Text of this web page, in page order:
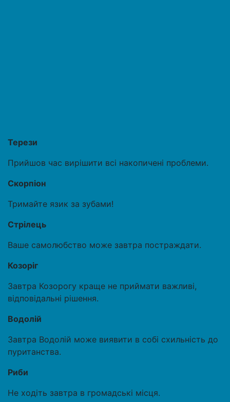
Терези
Прийшов час вирішити всі накопичені проблеми.
Скорпіон
Тримайте язик за зубами!
Стрілець
Ваше самолюбство може завтра постраждати.
Козоріг
Завтра Козорогу краще не приймати важливі,
відповідальні рішення.
Водолій
Завтра Водолій може виявити в собі схильність до
пуританства.
Риби
Не ходіть завтра в громадські місця.